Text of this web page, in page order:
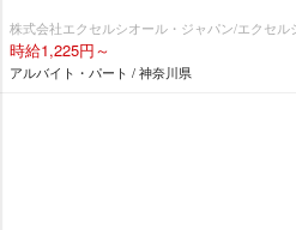
株式会社エクセルシオール・ジャパン/エクセル
時給1,225円～
アルバイト・パート / 神奈川県